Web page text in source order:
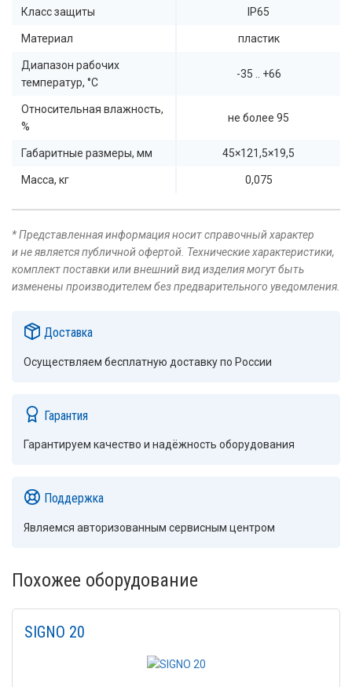
Класс защиты IP65
Материал пластик
Диапазон рабочих
температур, °C
-35 .. +66
Относительная влажность,
%
не более 95
Габаритные размеры, мм 45×121,5×19,5
Масса, кг 0,075
* Представленная информация носит справочный характер
и не является публичной офертой. Технические характеристики,
комплект поставки или внешний вид изделия могут быть
изменены производителем без предварительного уведомления.
Доставка
Осуществляем бесплатную доставку по России
Гарантия
Гарантируем качество и надёжность оборудования
Поддержка
Являемся авторизованным сервисным центром
Похожее оборудование
SIGNO 20